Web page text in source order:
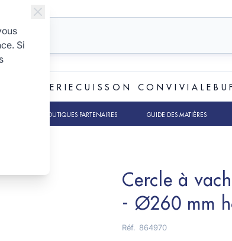
CUISSON CONVIVIALE
NOS BOUTIQUES PARTENAIRES GUIDE DES MATIÈRES
Cercle à
- Ø260 mm
Réf. 864970
Si